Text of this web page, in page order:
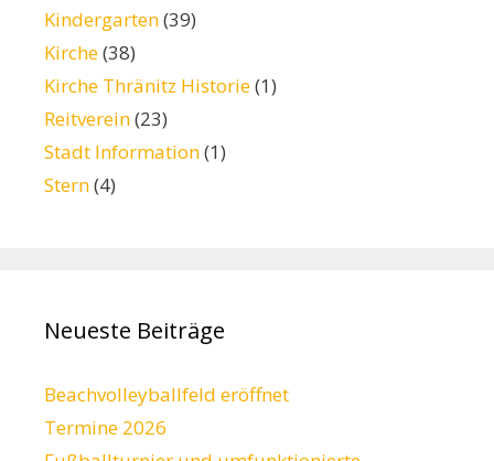
Kindergarten(39)
Kirche(38)
Kirche Thränitz Historie(1)
Reitverein(23)
Stadt Information(1)
Stern(4)
Neueste Beiträge
Beachvolleyballfeld eröffnet
Termine 2026